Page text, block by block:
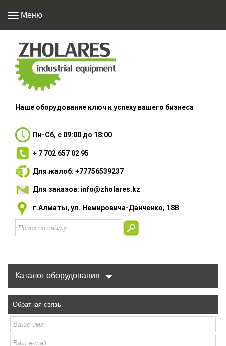
Наше оборудование ключ к успеху вашего бизнеса
Пн-Сб, с 09:00 до 18:00
+ 7 702 657 02 95
Для жалоб: +77756539237
Для заказов: info@zholares.kz
г.Алматы, ул. Немировича-Данченко, 18В
Меню
Каталог оборудования
Обратная связь